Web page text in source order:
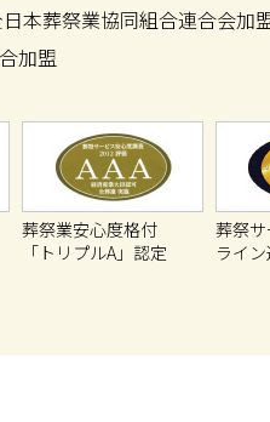
本葬祭業協同組合連合会加
加盟
会加盟
ISO9001認証取得 葬祭業
葬祭業安心度格付
「トリプルA」認定
葬祭
ライ